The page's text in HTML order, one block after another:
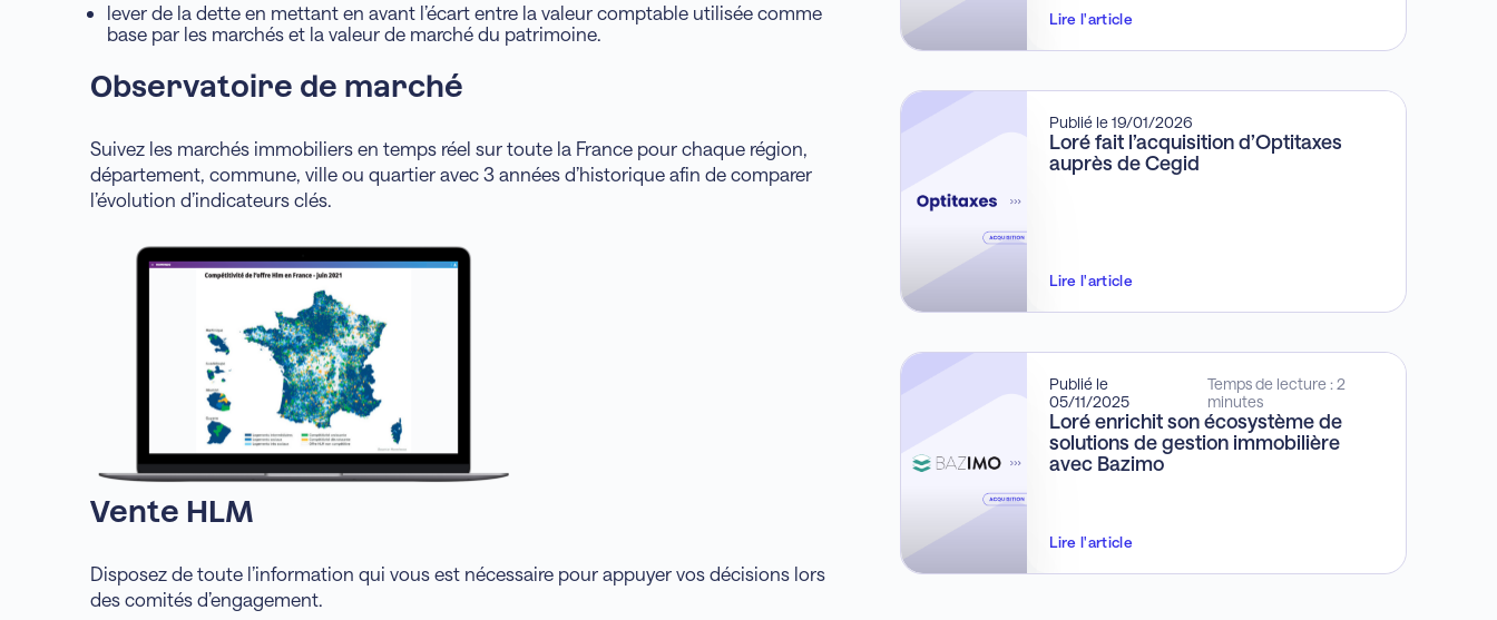
lever de la dette en mettant en avant l’écart entre la valeur comptable utilisée comme
base par les marchés et la valeur de marché du patrimoine.
Observatoire de marché
Suivez les marchés immobiliers en temps réel sur toute la France pour chaque région,
département, commune, ville ou quartier avec 3 années d’historique afin de comparer
l’évolution d’indicateurs clés.
Vente HLM
Disposez de toute l’information qui vous est nécessaire pour appuyer vos décisions lors
des comités d’engagement.
Lire l'article
Publié le 19/01/2026
Loré fait l’acquisition d’Optitaxes
auprès de Cegid
Lire l'article
Publié le
05/11/2025
Temps de lecture : 2
minutes
Loré enrichit son écosystème de
solutions de gestion immobilière
avec Bazimo
Lire l'article